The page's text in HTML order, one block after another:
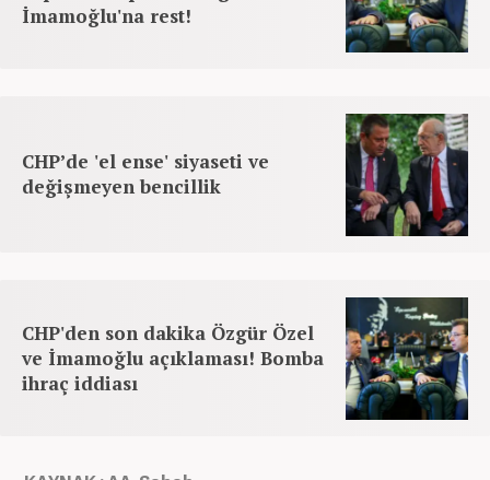
İmamoğlu'na rest!
CHP’de 'el ense' siyaseti ve
değişmeyen bencillik
CHP'den son dakika Özgür Özel
ve İmamoğlu açıklaması! Bomba
ihraç iddiası